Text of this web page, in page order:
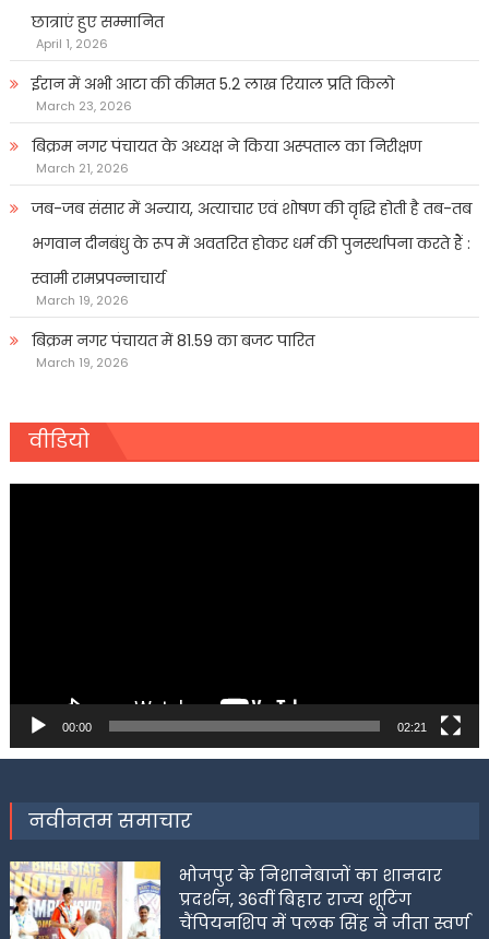
छात्राएं हुए सम्मानित
April 1, 2026
ईरान में अभी आटा की कीमत 5.2 लाख रियाल प्रति किलो
March 23, 2026
बिक्रम नगर पंचायत के अध्यक्ष ने किया अस्पताल का निरीक्षण
March 21, 2026
जब-जब संसार में अन्याय, अत्याचार एवं शोषण की वृद्धि होती है तब-तब
भगवान दीनबंधु के रूप में अवतरित होकर धर्म की पुनर्स्थापना करते हैं :
स्वामी रामप्रपन्नाचार्य
March 19, 2026
बिक्रम नगर पंचायत में 81.59 का बजट पारित
March 19, 2026
वीडियो
00:00 02:21
नवीनतम समाचार
भोजपुर के निशानेबाजों का शानदार
प्रदर्शन, 36वीं बिहार राज्य शूटिंग
चैंपियनशिप में पलक सिंह ने जीता स्वर्ण